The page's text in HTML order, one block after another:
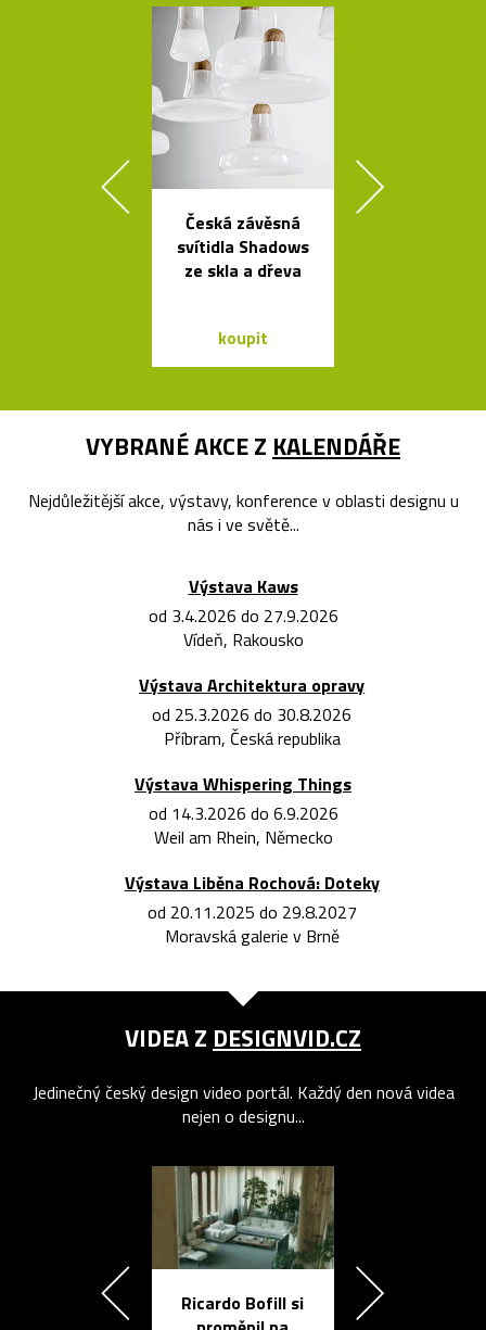
Česká závěsná
svítidla Shadows
ze skla a dřeva
koupit
VYBRANÉ AKCE Z KALENDÁŘE
Nejdůležitější akce, výstavy, konference v oblasti designu u
nás i ve světě...
Výstava Kaws
od 3.4.2026 do 27.9.2026
Vídeň, Rakousko
Výstava Architektura opravy
od 25.3.2026 do 30.8.2026
Příbram, Česká republika
Výstava Whispering Things
od 14.3.2026 do 6.9.2026
Weil am Rhein, Německo
Výstava Liběna Rochová: Doteky
od 20.11.2025 do 29.8.2027
Moravská galerie v Brně
VIDEA Z DESIGNVID.CZ
Jedinečný český design video portál. Každý den nová videa
nejen o designu...
Ricardo Bofill si